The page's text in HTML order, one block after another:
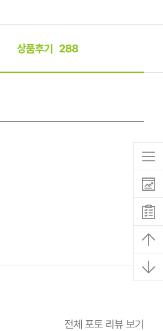
상품후기 288
전체 포토 리뷰 보기